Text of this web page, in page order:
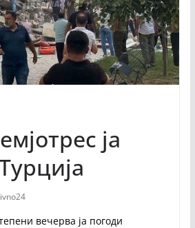
ја
вечерва ја погоди